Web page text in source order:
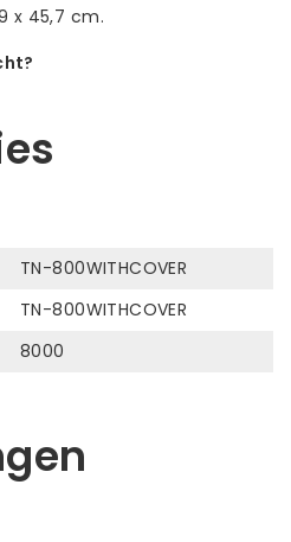
x 45,7 cm.
TN-800WITHCOVER
TN-800WITHCOVER
8000